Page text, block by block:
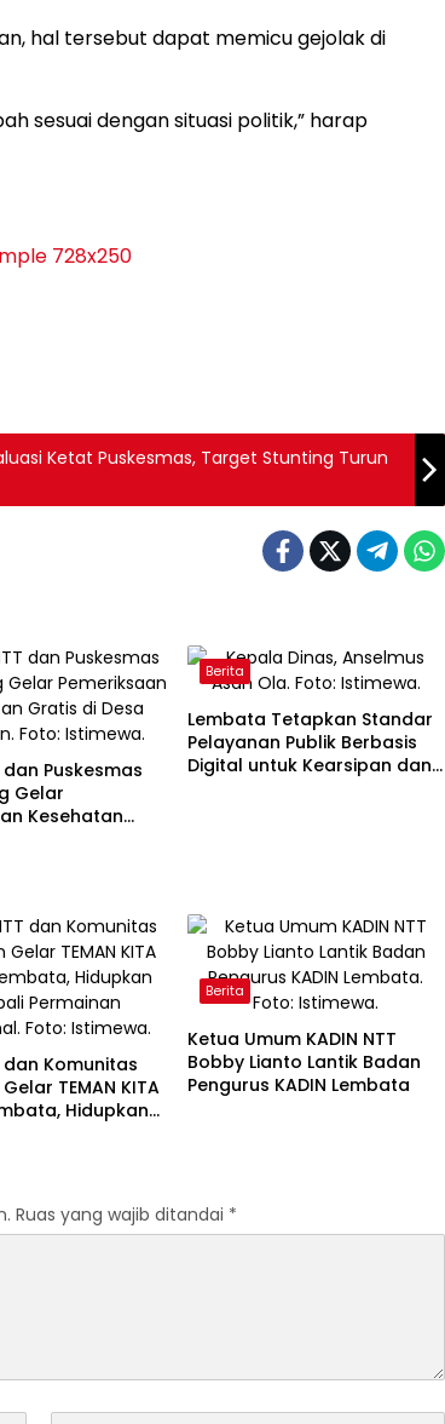
hal tersebut dapat memicu gejolak di
sesuai dengan situasi politik,” harap
Ketat Puskesmas, Target Stunting Turun
dan Puskesmas
Gelar
Kesehatan
Berita
Lembata Tetapkan Standar
Pelayanan Publik Berbasis
Digital untuk Kearsipan dan
dan Komunitas
TEMAN KITA
Hidupkan
Berita
Ketua Umum KADIN NTT
Bobby Lianto Lantik Badan
Pengurus KADIN Lembata
Ruas yang wajib ditandai *